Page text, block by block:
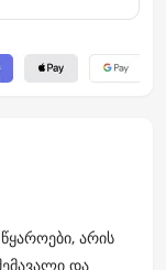
წყაროები, არის
და